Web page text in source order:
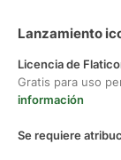
Lanzamiento
Licencia de
Gratis para uso
información
Se requiere